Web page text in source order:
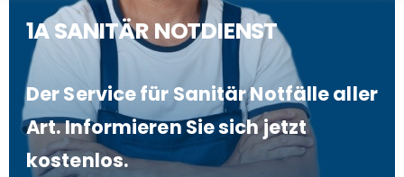
1A SANITÄR NOTDIENST
Der Service für Sanitär Notfälle aller
Art. Informieren Sie sich jetzt
kostenlos.